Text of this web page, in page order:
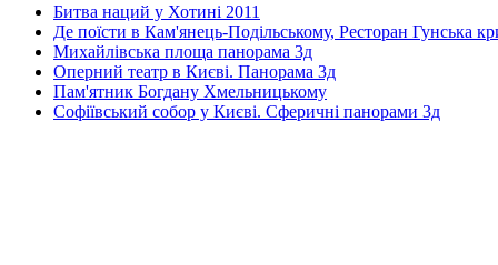
Битва наций у Хотині 2011
Де поїсти в Кам'янець-Подільському, Ресторан Гунська
Михайлівська площа панорама 3д
Оперний театр в Києві. Панорама 3д
Пам'ятник Богдану Хмельницькому
Софіївський собор у Києві. Сферичні панорами 3д